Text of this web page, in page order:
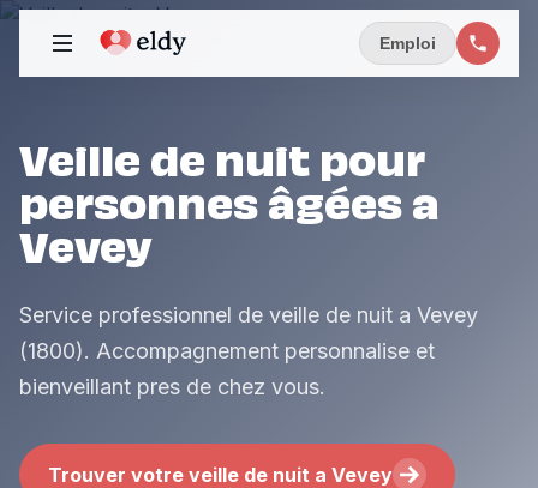
Emploi
Veille de nuit pour
personnes âgées a
Vevey
Service professionnel de veille de nuit a Vevey
(1800). Accompagnement personnalise et
bienveillant pres de chez vous.
Trouver votre veille de nuit a Vevey